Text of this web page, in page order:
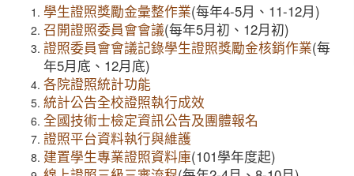
學生證照獎勵金彙整作業(每年4-5月、11-12月)
召開證照委員會會議(每年5月初、12月初)
證照委員會會議記錄學生證照獎勵金核銷作業(每
年5月底、12月底)
各院證照統計功能
統計公告全校證照執行成效
全國技術士檢定資訊公告及團體報名
證照平台資料執行與維護
建置學生專業證照資料庫(101學年度起)